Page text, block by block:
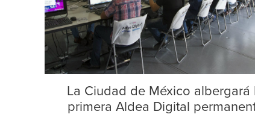
La Ciudad de México albergará
primera Aldea Digital